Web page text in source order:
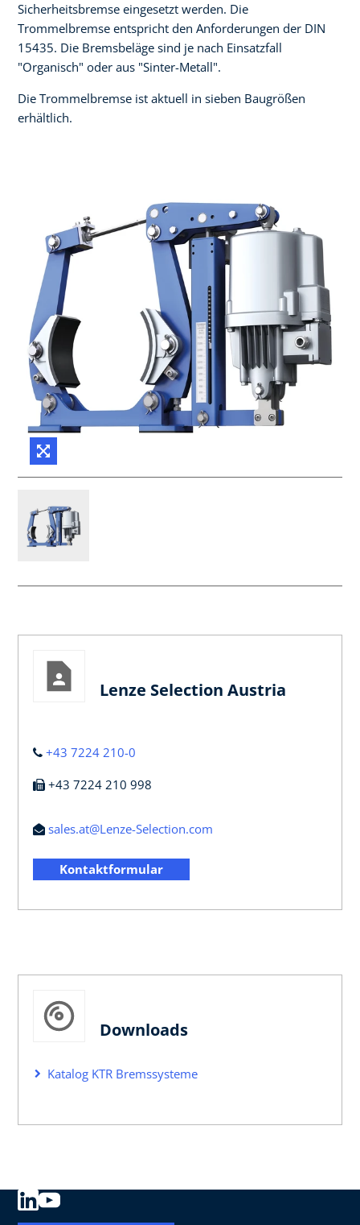
Sicherheitsbremse eingesetzt werden. Die
Trommelbremse entspricht den Anforderungen der DIN
15435. Die Bremsbeläge sind je nach Einsatzfall
"Organisch" oder aus "Sinter-Metall".
Die Trommelbremse ist aktuell in sieben Baugrößen
erhältlich.
Lenze Selection Austria
+43 7224 210-0
+43 7224 210 998
sales.at@Lenze-Selection.com
Kontaktformular
Downloads
Katalog KTR Bremssysteme